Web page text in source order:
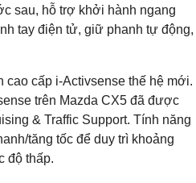
sau, hỗ trợ khởi hành ngang
tay điện tử, giữ phanh tự động,
cao cấp i-Activsense thế hệ mới.
trên Mazda CX5 đã được
& Traffic Support. Tính năng
tăng tốc để duy trì khoảng
độ thấp.